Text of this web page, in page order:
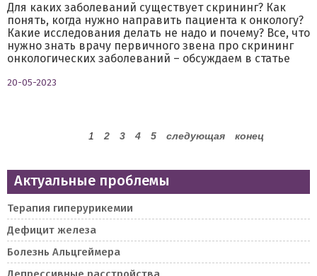
Для каких заболеваний существует скрининг? Как
понять, когда нужно направить пациента к онкологу?
Какие исследования делать не надо и почему? Все, что
нужно знать врачу первичного звена про скрининг
онкологических заболеваний – обсуждаем в статье
20-05-2023
1 2 3 4 5 следующая конец
Актуальные проблемы
Терапия гиперурикемии
Дефицит железа
Болезнь Альцгеймера